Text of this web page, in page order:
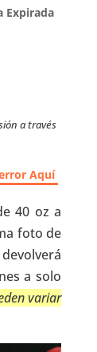
Expirada
a través
Aquí
40 oz a
foto de
a solo
variar